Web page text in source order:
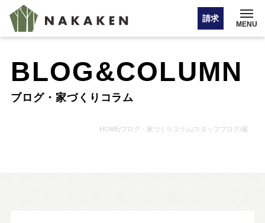
請求
MENU
イベント情報
BLOG&COLUMN
ブログ・家づくりコラム
HOME/ブログ・家づくりコラム/スタッフブログ/蔵